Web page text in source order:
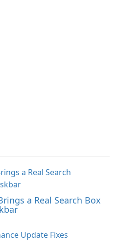
a Real Search Box